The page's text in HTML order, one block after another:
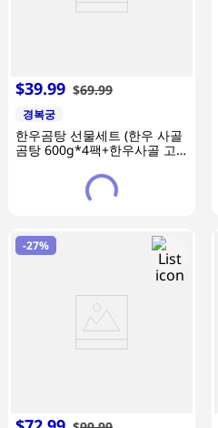
$39.99 $69.99
경복궁
한우곰탕 선물세트 (한우 사골
곰탕 600g*4팩+한우사골 고
기곰탕 600g*1팩+사골고기도
가니탕 600g*1팩)
-27%